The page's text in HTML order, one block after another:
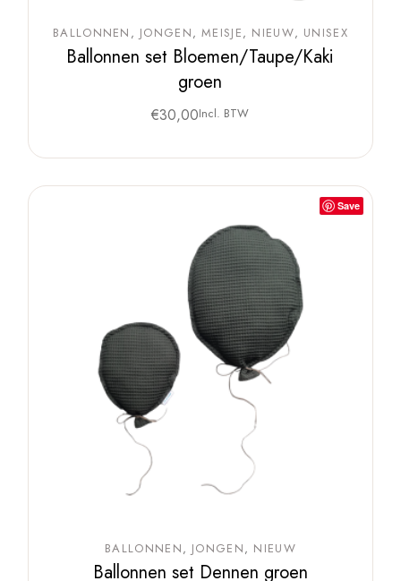
BALLONNEN JONGEN MEISJE NIEUW UNISEX
Ballonnen set Bloemen/Taupe/Kaki
groen
€30,00Incl. BTW
Save
BALLONNEN JONGEN NIEUW
Ballonnen set Dennen groen